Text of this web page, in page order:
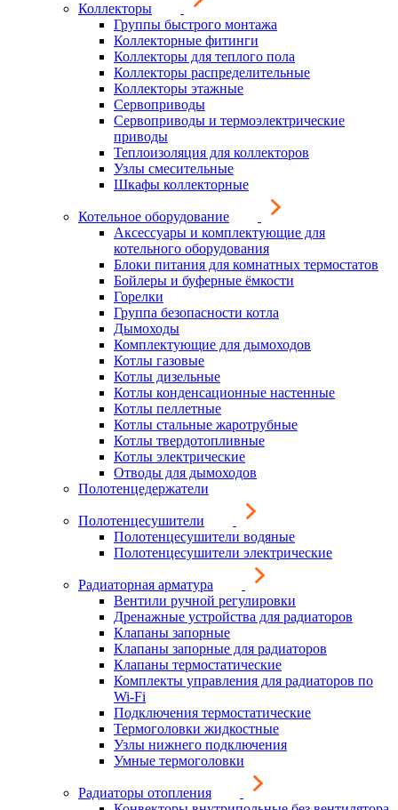
Коллекторы
Группы быстрого монтажа
Коллекторные фитинги
Коллекторы для теплого пола
Коллекторы распределительные
Коллекторы этажные
Сервоприводы
Сервоприводы и термоэлектрические
приводы
Теплоизоляция для коллекторов
Узлы смесительные
Шкафы коллекторные
Котельное оборудование
Аксессуары и комплектующие для
котельного оборудования
Блоки питания для комнатных термостатов
Бойлеры и буферные ёмкости
Горелки
Группа безопасности котла
Дымоходы
Комплектующие для дымоходов
Котлы газовые
Котлы дизельные
Котлы конденсационные настенные
Котлы пеллетные
Котлы стальные жаротрубные
Котлы твердотопливные
Котлы электрические
Отводы для дымоходов
Полотенцедержатели
Полотенцесушители
Полотенцесушители водяные
Полотенцесушители электрические
Радиаторная арматура
Вентили ручной регулировки
Дренажные устройства для радиаторов
Клапаны запорные
Клапаны запорные для радиаторов
Клапаны термостатические
Комплекты управления для радиаторов по
Wi-Fi
Подключения термостатические
Термоголовки жидкостные
Узлы нижнего подключения
Умные термоголовки
Радиаторы отопления